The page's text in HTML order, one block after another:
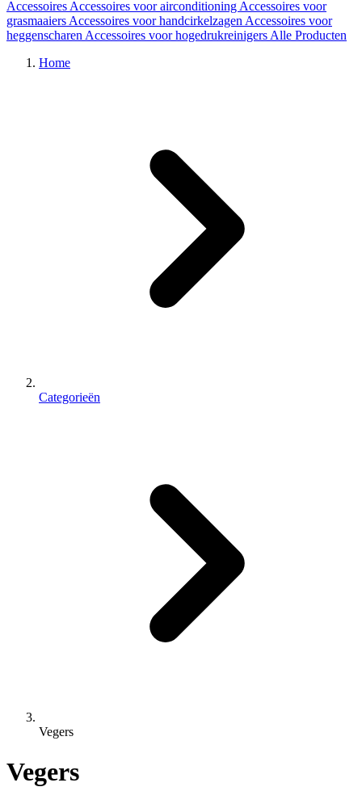
Accessoires Accessoires voor airconditioning Accessoires voor
grasmaaiers Accessoires voor handcirkelzagen Accessoires voor
heggenscharen Accessoires voor hogedrukreinigers Alle Producten
Home
Categorieën
Vegers
Vegers